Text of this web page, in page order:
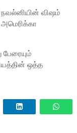
விஷம்
ஒத்த